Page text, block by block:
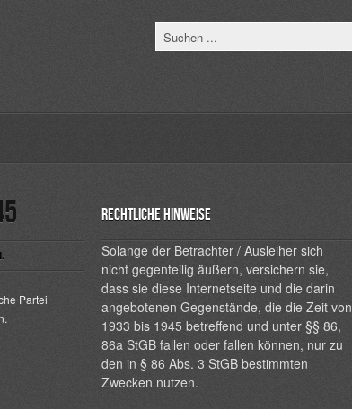
Partei
Rechtliche Hinweise
Solange der Betrachter / Ausleiher sich
nicht gegenteilig äußern, versichern sie,
dass sie diese Internetseite und die darin
angebotenen Gegenstände, die die Zeit von
1933 bis 1945 betreffend und unter §§ 86,
86a StGB fallen oder fallen können, nur zu
den in § 86 Abs. 3 StGB bestimmten
Zwecken nutzen.